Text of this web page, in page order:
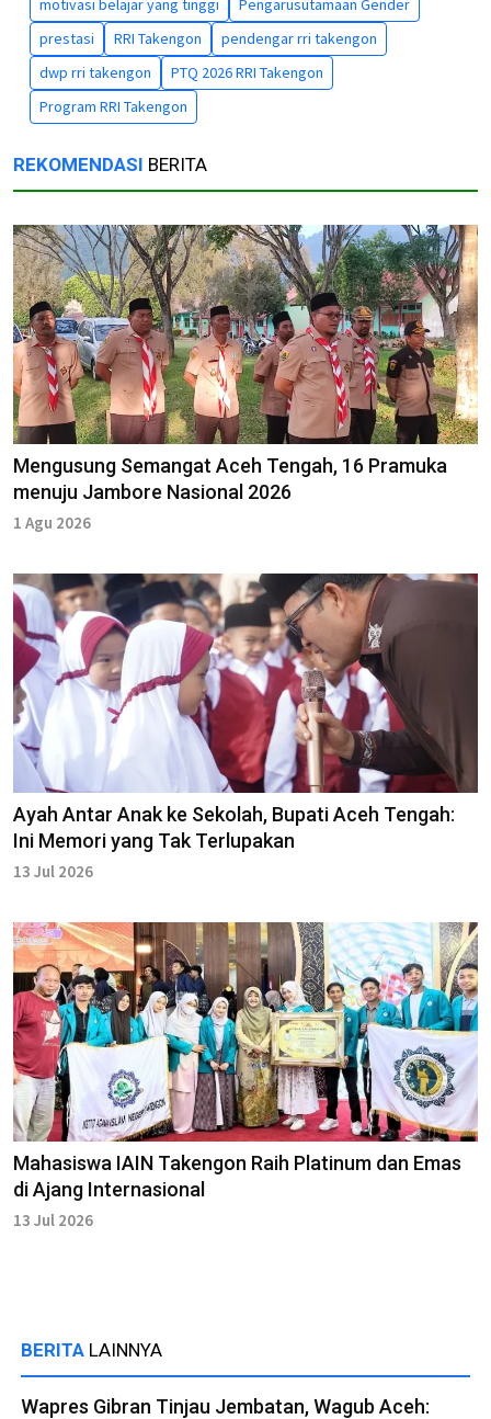
prestasi
RRI Takengon
pendengar rri takengon
dwp rri takengon
PTQ 2026 RRI Takengon
Program RRI Takengon
REKOMENDASI BERITA
Mengusung Semangat Aceh Tengah, 16 Pramuka
menuju Jambore Nasional 2026
1 Agu 2026
Ayah Antar Anak ke Sekolah, Bupati Aceh Tengah:
Ini Memori yang Tak Terlupakan
13 Jul 2026
Mahasiswa IAIN Takengon Raih Platinum dan Emas
di Ajang Internasional
13 Jul 2026
BERITA LAINNYA
Wapres Gibran Tinjau Jembatan, Wagub Aceh: